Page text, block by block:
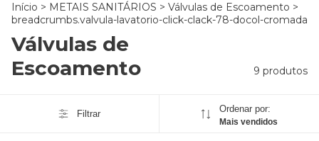
Início > METAIS SANITÁRIOS > Válvulas de Escoamento >
breadcrumbs.valvula-lavatorio-click-clack-78-docol-cromada
Válvulas de
Escoamento
9 produtos
Filtrar Ordenar por:
Mais vendidos